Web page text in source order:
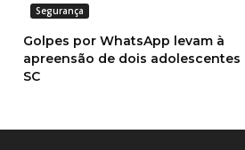
Segurança
Golpes por WhatsApp levam à
apreensão de dois adolescentes
SC